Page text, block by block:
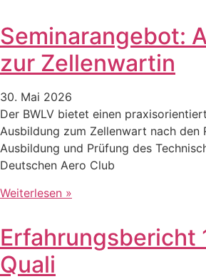
Seminarangebot:
zur Zellenwartin
30. Mai 2026
Der BWLV bietet einen
Ausbildung zum Zellenwart nach den
Ausbildung und Prüfung des
Deutschen Aero Club
Weiterlesen »
Erfahrungsbericht
Quali